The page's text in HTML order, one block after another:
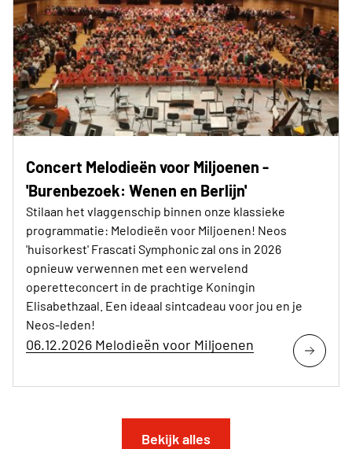
Concert Melodieën voor Miljoenen -
'Burenbezoek: Wenen en Berlijn'
Stilaan het vlaggenschip binnen onze klassieke
programmatie: Melodieën voor Miljoenen! Neos
'huisorkest' Frascati Symphonic zal ons in 2026
opnieuw verwennen met een wervelend
operetteconcert in de prachtige Koningin
Elisabethzaal. Een ideaal sintcadeau voor jou en je
Neos-leden!
06.12.2026 Melodieën voor Miljoenen
Bekijk alles